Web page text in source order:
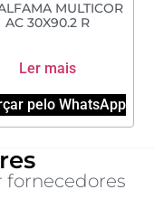
MULTICOR
AC 30X90.2 R
Ler mais
pelo WhatsApp
fornecedores